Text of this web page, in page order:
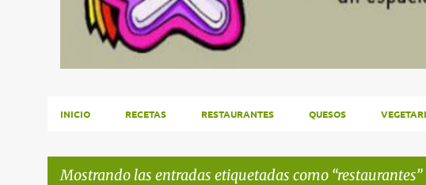
INICIO RECETAS RESTAURANTES QUESOS
Mostrando las entradas etiquetadas como restaurantes